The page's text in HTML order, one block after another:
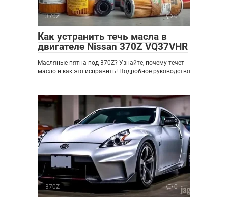
370Z 0
Как устранить течь масла в
двигателе Nissan 370Z VQ37VHR
Масляные пятна под 370Z? Узнайте, почему течет
масло и как это исправить! Подробное руководство
370Z 0